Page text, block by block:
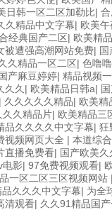
日韩一区二区加勒比|
久精品中文字幕| 欧美
经典国产二区| 欧美精
被遭强高潮网站免费|
久精品一区二区| 色噜
产麻豆婷婷| 精品视频
久久 | 欧美精品日韩a|
| 久久久久久精品| 欧美精
久久精品片| 欧美精品三
品久久久久中文字幕| 狂
视频网页大全 | 本道综
直播免费看| 国产欧美
电影| 97免费视频观看|
一区二区三区视频网站
久久久中文字幕| 为全
清观看| 久久91精品国